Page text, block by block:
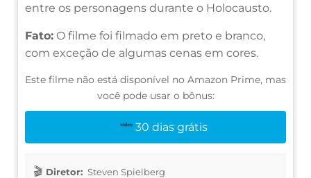
entre os personagens durante o Holocausto.
Fato: O filme foi filmado em preto e branco,
com exceção de algumas cenas em cores.
Este filme não está disponível no Amazon Prime, mas
você pode usar o bônus:
30 dias grátis
Diretor: Steven Spielberg